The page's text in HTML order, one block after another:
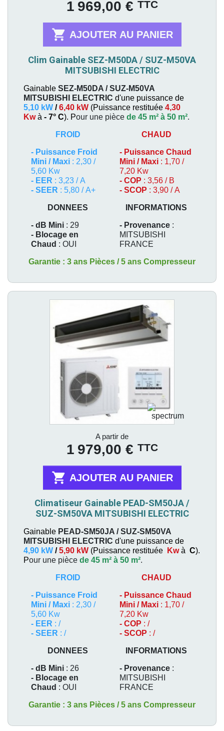
1 969,00 € TTC
 AJOUTER AU PANIER
Clim Gainable SEZ-M50DA / SUZ-M50VA
MITSUBISHI ELECTRIC
Gainable SEZ-M50DA / SUZ-M50VA
MITSUBISHI ELECTRIC d'une puissance de
5,10 kW /6,40 kW (Puissance restituée 4,30
Kwà - 7° C). Pour une pièce de 45 m² à 50 m².
FROID
- Puissance Froid
Mini / Maxi : 2,30 /
5,60 Kw
- EER : 3,23 / A
- SEER : 5,80 / A+
CHAUD
- Puissance Chaud
Mini / Maxi : 1,70 /
7,20 Kw
- COP : 3,56 / B
- SCOP : 3,90 / A
DONNEES
- dB Mini : 29
- Blocage en
Chaud : OUI
INFORMATIONS
- Provenance :
MITSUBISHI
FRANCE
Garantie : 3 ans Pièces / 5 ans Compresseur
A partir de
1 979,00 € TTC
 AJOUTER AU PANIER
Climatiseur Gainable PEAD-SM50JA /
SUZ-SM50VA MITSUBISHI ELECTRIC
Gainable PEAD-SM50JA / SUZ-SM50VA
MITSUBISHI ELECTRIC d'une puissance de
4,90 kW /5,90 kW (Puissance restituée Kwà C).
Pour une pièce de 45 m² à 50 m².
FROID
- Puissance Froid
Mini / Maxi : 2,30 /
5,60 Kw
- EER : /
- SEER : /
CHAUD
- Puissance Chaud
Mini / Maxi : 1,70 /
7,20 Kw
- COP : /
- SCOP : /
DONNEES
- dB Mini : 26
- Blocage en
Chaud : OUI
INFORMATIONS
- Provenance :
MITSUBISHI
FRANCE
Garantie : 3 ans Pièces / 5 ans Compresseur